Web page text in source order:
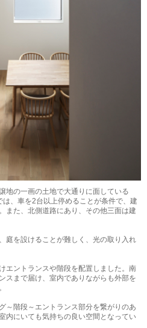
地の一画の土地で大通りに面している
、車を2台以上停めることが条件で、建
また、北側道路にあり、その他三面は建
庭を設けることが難しく、光の取り入れ
エントランスや階段を配置しました。南
スまで届け、室内でありながらも外部を
～階段～エントランス部分を繋がりのあ
内にいても気持ちの良い空間となってい